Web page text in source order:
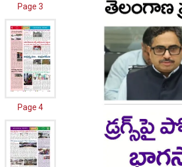
Page 3
Page 4